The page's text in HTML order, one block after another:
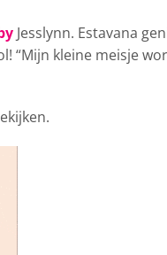
Jesslynn. Estavana
“Mijn kleine meisje